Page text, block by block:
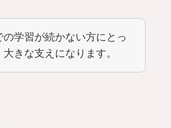
の学習が続かない方にとっ
大きな支えになります。